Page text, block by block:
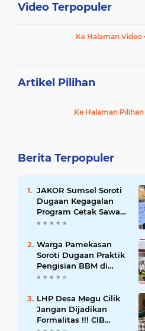
Video Terpopuler
Ke Halaman Video
Artikel Pilihan
Ke Halaman Pilihan
Berita Terpopuler
JAKOR Sumsel Soroti
Dugaan Kegagalan
Program Cetak Sawah
Rp105 Miliar di Ogan
Pertanian Mundur
Warga Pamekasan
Soroti Dugaan Praktik
Pengisian BBM di
SPBU Cem Manis,
Pengawasan
LHP Desa Megu Cilik
Jangan Dijadikan
Formalitas !!! CIB